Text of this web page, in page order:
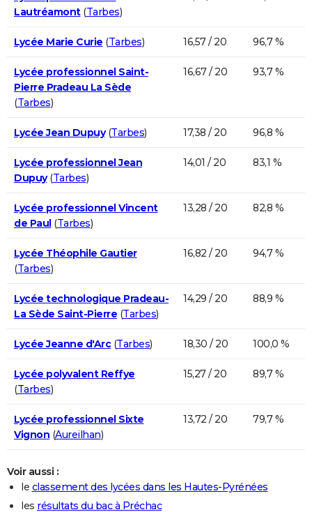
Lautréamont(Tarbes)
Lycée Marie Curie (Tarbes) 16,57 / 20 96,7 %
Lycée professionnel Saint-
Pierre Pradeau La Sède
(Tarbes)
16,67 / 20 93,7 %
Lycée Jean Dupuy(Tarbes) 17,38 / 20 96,8 %
Lycée professionnel Jean
Dupuy(Tarbes)
14,01 / 20 83,1 %
Lycée professionnel Vincent
de Paul(Tarbes)
13,28 / 20 82,8 %
Lycée Théophile Gautier
(Tarbes)
16,82 / 20 94,7 %
Lycée technologique Pradeau-
La Sède Saint-Pierre (Tarbes)
14,29 / 20 88,9 %
Lycée Jeanne d'Arc(Tarbes) 18,30 / 20 100,0 %
Lycée polyvalent Reffye
(Tarbes)
15,27 / 20 89,7 %
Lycée professionnel Sixte
Vignon (Aureilhan)
13,72 / 20 79,7 %
Voir aussi :
le classement des lycées dans les Hautes-Pyrénées
les résultats du bac à Préchac